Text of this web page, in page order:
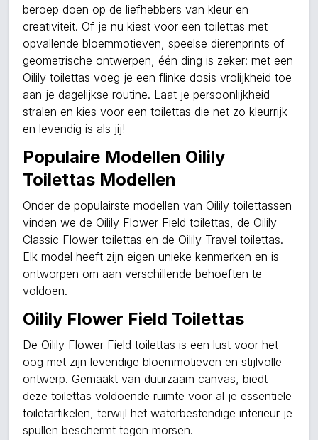
beroep doen op de liefhebbers van kleur en
creativiteit. Of je nu kiest voor een toilettas met
opvallende bloemmotieven, speelse dierenprints of
geometrische ontwerpen, één ding is zeker: met een
Oilily toilettas voeg je een flinke dosis vrolijkheid toe
aan je dagelijkse routine. Laat je persoonlijkheid
stralen en kies voor een toilettas die net zo kleurrijk
en levendig is als jij!
Populaire Modellen Oilily
Toilettas Modellen
Onder de populairste modellen van Oilily toilettassen
vinden we de Oilily Flower Field toilettas, de Oilily
Classic Flower toilettas en de Oilily Travel toilettas.
Elk model heeft zijn eigen unieke kenmerken en is
ontworpen om aan verschillende behoeften te
voldoen.
Oilily Flower Field Toilettas
De Oilily Flower Field toilettas is een lust voor het
oog met zijn levendige bloemmotieven en stijlvolle
ontwerp. Gemaakt van duurzaam canvas, biedt
deze toilettas voldoende ruimte voor al je essentiële
toiletartikelen, terwijl het waterbestendige interieur je
spullen beschermt tegen morsen.